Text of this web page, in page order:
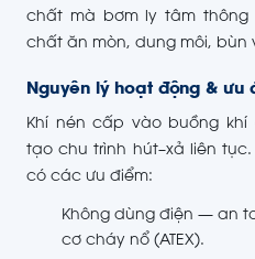
chất mà bơm ly tâm thông
chất ăn mòn, dung môi,
Nguyên lý hoạt động & ưu
Khí nén cấp vào buồng
tạo chu trình hút–xả liên
có các ưu điểm:
Không dùng điện — an
cơ cháy nổ (ATEX).